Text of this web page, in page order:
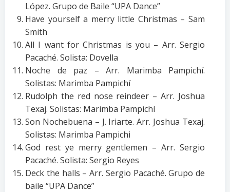
López. Grupo de Baile “UPA Dance”
Have yourself a merry little Christmas – Sam
Smith
All I want for Christmas is you – Arr. Sergio
Pacaché. Solista: Dovella
Noche de paz – Arr. Marimba Pampichí.
Solistas: Marimba Pampichí
Rudolph the red nose reindeer – Arr. Joshua
Texaj. Solistas: Marimba Pampichí
Son Nochebuena – J. Iriarte. Arr. Joshua Texaj.
Solistas: Marimba Pampichi
God rest ye merry gentlemen – Arr. Sergio
Pacaché. Solista: Sergio Reyes
Deck the halls – Arr. Sergio Pacaché. Grupo de
baile “UPA Dance”